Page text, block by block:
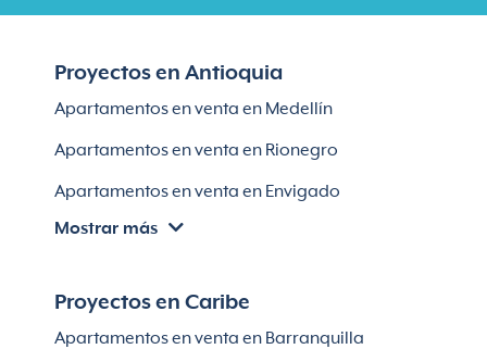
Proyectos en Antioquia
Apartamentos en venta en Medellín
Apartamentos en venta en Rionegro
Apartamentos en venta en Envigado
Apartamentos en venta en Itagüí
Apartamentos en venta en Bello
Mostrar más
Proyectos en Caribe
Apartamentos en venta en Barranquilla